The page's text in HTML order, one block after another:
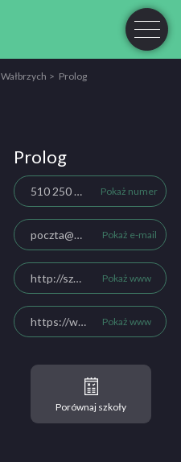
Wałbrzych Prolog
Prolog
510 250 796 Pokaż numer
poczta@szkolaprolog.pl Pokaż e-mail
http://szkolaprolog.pl/ Pokaż www
https://www.facebook.com/szkolaprolog/ Pokaż www
Porównaj szkoły